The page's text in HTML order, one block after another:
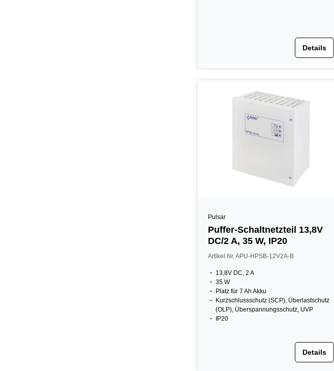
Details
Pulsar
Puffer-Schaltnetzteil 13,8V
DC/2 A, 35 W, IP20
Artikel Nr. APU-HPSB-12V2A-B
13,8V DC, 2 A
35 W
Platz für 7 Ah Akku
Kurzschlussschutz (SCP), Überlastschutz
(OLP), Überspannungsschutz, UVP
IP20
Details